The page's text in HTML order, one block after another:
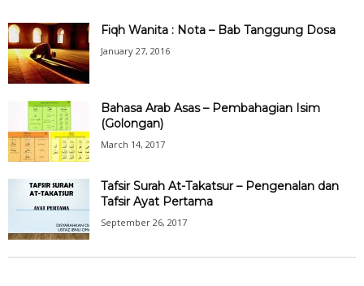
Fiqh Wanita : Nota – Bab Tanggung Dosa
January 27, 2016
Bahasa Arab Asas – Pembahagian Isim
(Golongan)
March 14, 2017
Tafsir Surah At-Takatsur – Pengenalan dan
Tafsir Ayat Pertama
September 26, 2017